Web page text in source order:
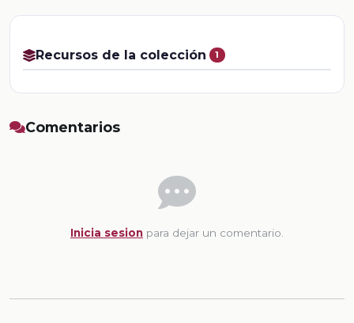
Recursos de la colección 1
Comentarios
Inicia sesion para dejar un comentario.